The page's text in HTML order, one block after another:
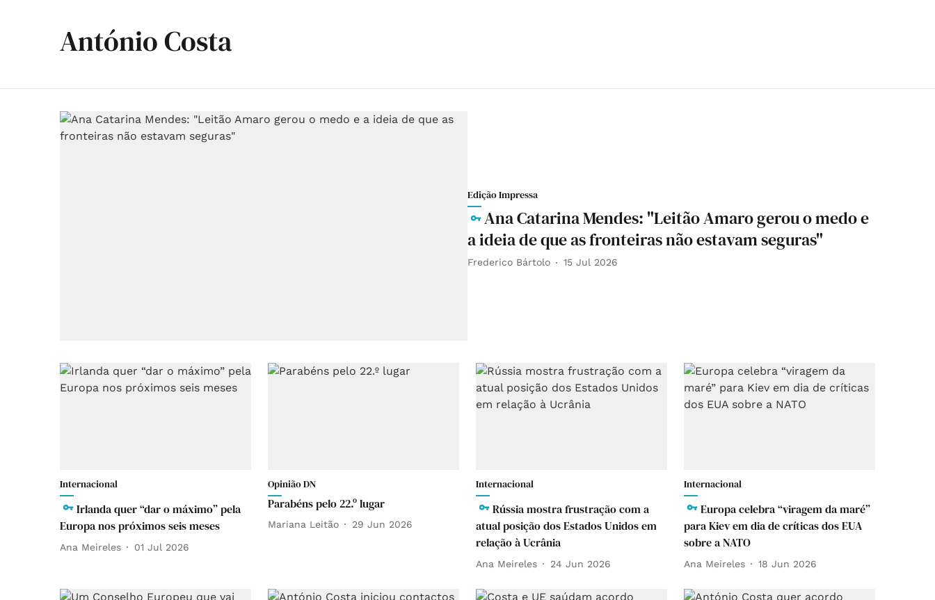
António Costa
Edição Impressa
Ana Catarina Mendes: "Leitão Amaro gerou o medo e
a ideia de que as fronteiras não estavam seguras"
Frederico Bártolo 15 Jul 2026
Internacional
Irlanda quer “dar o máximo” pela
Europa nos próximos seis meses
Ana Meireles 01 Jul 2026
Opinião DN
Parabéns pelo 22.º lugar
Mariana Leitão 29 Jun 2026
Internacional
Rússia mostra frustração com a
atual posição dos Estados Unidos em
relação à Ucrânia
Ana Meireles 24 Jun 2026
Internacional
Europa celebra “viragem da maré”
para Kiev em dia de críticas dos EUA
sobre a NATO
Ana Meireles 18 Jun 2026